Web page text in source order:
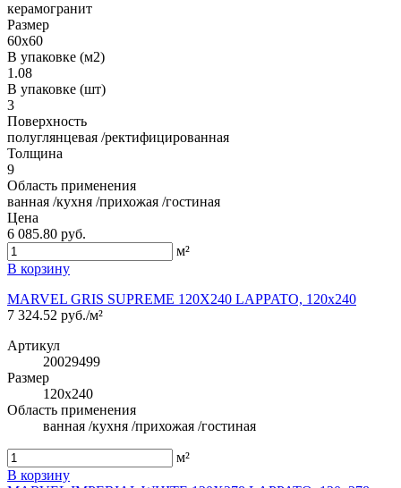
керамогранит
Размер
60x60
В упаковке (м2)
1.08
В упаковке (шт)
3
Поверхность
полуглянцевая /ректифицированная
Толщина
9
Область применения
ванная /кухня /прихожая /гостиная
Цена
6 085.80 руб.
м²
В корзину
MARVEL GRIS SUPREME 120X240 LAPPATO, 120x240
7 324.52 руб./м²
Артикул
20029499
Размер
120x240
Область применения
ванная /кухня /прихожая /гостиная
м²
В корзину